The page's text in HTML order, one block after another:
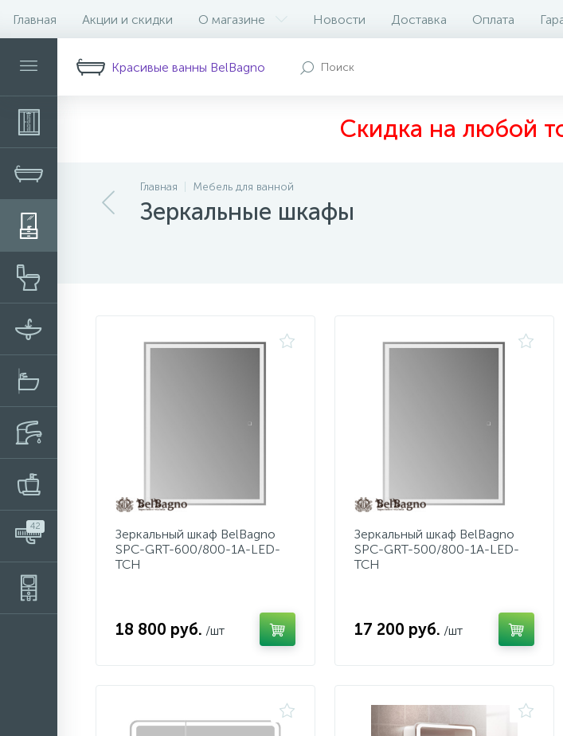
Главная Акции и скидки О магазине Новости Доставка Оплата
Красивые ванны BelBagno
Скидка на любой
42
Главная Мебель для ванной
Зеркальные шкафы
Фильтр
Зеркальный шкаф BelBagno
SPC-GRT-600/800-1A-LED-
TCH
18 800 руб. /шт
Зеркальный шкаф BelBagno
SPC-GRT-500/800-1A-LED-
TCH
17 200 руб. /шт